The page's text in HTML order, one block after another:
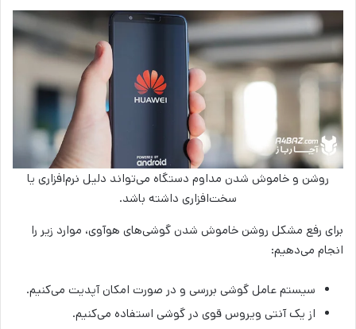
روشن و خاموش شدن مداوم دستگاه می‌تواند دلیل نرم‌افزاری یا
سخت‌افزاری داشته باشد.
برای رفع مشکل روشن خاموش شدن گوشی‌های هوآوی، موارد زیر را
انجام می‌دهیم:
سیستم عامل گوشی بررسی و در صورت امکان آپدیت می‌کنیم.
از یک آنتی ویروس قوی در گوشی استفاده می‌کنیم.